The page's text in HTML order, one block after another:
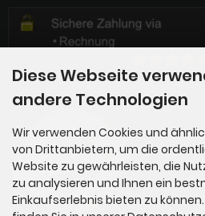
Diese Webseite
andere Technologien
Wir verwenden Cookies und
von Drittanbietern, um die
Website zu gewährleisten, die
zu analysieren und Ihnen ein
Einkaufserlebnis bieten zu